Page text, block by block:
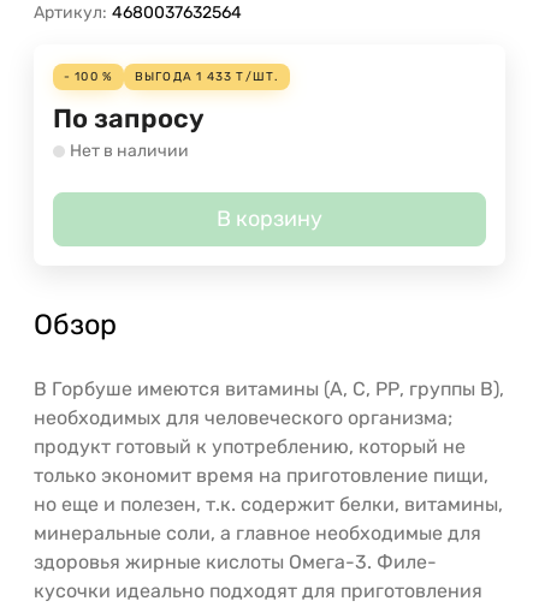
Артикул: 4680037632564
- 100 % ВЫГОДА1 433 Т/ШТ.
По запросу
Нет в наличии
В корзину
Обзор
В Горбуше имеются витамины (А, С, РР, группы В),
необходимых для человеческого организма;
продукт готовый к употреблению, который не
только экономит время на приготовление пищи,
но еще и полезен, т.к. содержит белки, витамины,
минеральные соли, а главное необходимые для
здоровья жирные кислоты Омега-3. Филе-
кусочки идеально подходят для приготовления